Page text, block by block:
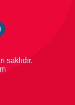
saklıdır.